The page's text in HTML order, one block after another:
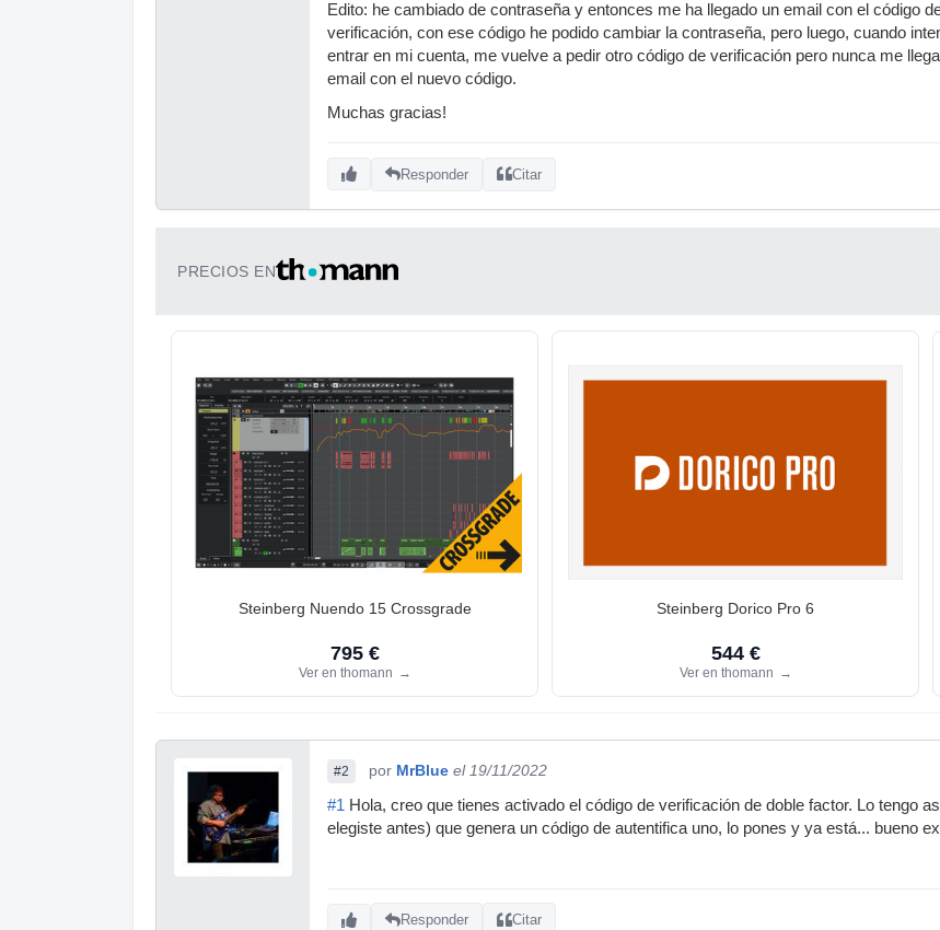
Edito: he cambiado de contraseña y entonces me ha llegado un email con el código
verificación, con ese código he podido cambiar la contraseña, pero luego, cuando
entrar en mi cuenta, me vuelve a pedir otro código de verificación pero nunca me llega
email con el nuevo código.
Muchas gracias!
Responder Citar
PRECIOS EN
Steinberg Nuendo 15 Crossgrade
795 €
Ver en thomann →
Steinberg Dorico Pro 6
544 €
Ver en thomann →
#2 por MrBlue el 19/11/2022
#1 Hola, creo que tienes activado el código de verificación de doble factor. Lo tengo
elegiste antes) que genera un código de autentifica uno, lo pones y ya está... bueno
Responder Citar